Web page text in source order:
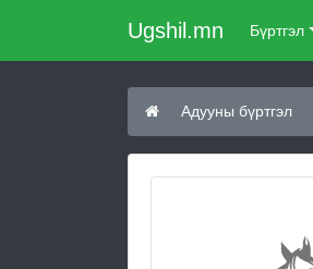
Ugshil.mn Бүртгэл
Адууны бүртгэл